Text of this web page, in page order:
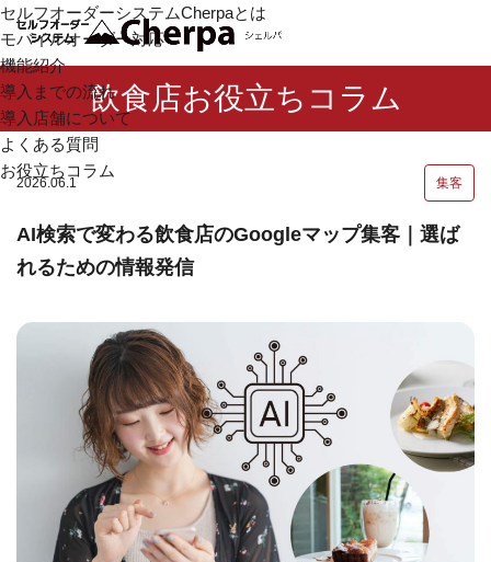
セルフオーダーシステムCherpaとは
モバイルオーダー対応
機能紹介
導入までの流れ
導入店舗について
よくある質問
お役立ちコラム
飲食店お役立ちコラム
2026.06.1 集客
AI検索で変わる飲食店のGoogleマップ集客｜選ば
れるための情報発信